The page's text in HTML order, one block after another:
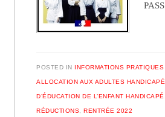
POSTED IN INFORMATIONS PRATIQUES
ALLOCATION AUX ADULTES
D’ÉDUCATION DE L’ENFANT HANDICAPÉ
RÉDUCTIONS ,RENTRÉE 2022